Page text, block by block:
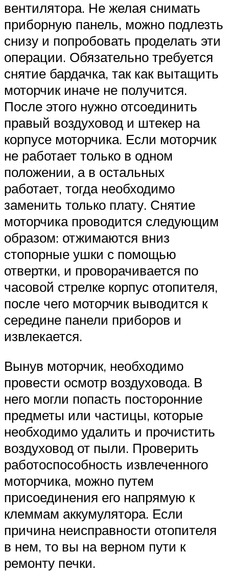
вентилятора. Не желая снимать
приборную панель, можно подлезть
снизу и попробовать проделать эти
операции. Обязательно требуется
снятие бардачка, так как вытащить
моторчик иначе не получится.
После этого нужно отсоединить
правый воздуховод и штекер на
корпусе моторчика. Если моторчик
не работает только в одном
положении, а в остальных
работает, тогда необходимо
заменить только плату. Снятие
моторчика проводится следующим
образом: отжимаются вниз
стопорные ушки с помощью
отвертки, и проворачивается по
часовой стрелке корпус отопителя,
после чего моторчик выводится к
середине панели приборов и
извлекается.
Вынув моторчик, необходимо
провести осмотр воздуховода. В
него могли попасть посторонние
предметы или частицы, которые
необходимо удалить и прочистить
воздуховод от пыли. Проверить
работоспособность извлеченного
моторчика, можно путем
присоединения его напрямую к
клеммам аккумулятора. Если
причина неисправности отопителя
в нем, то вы на верном пути к
ремонту печки.